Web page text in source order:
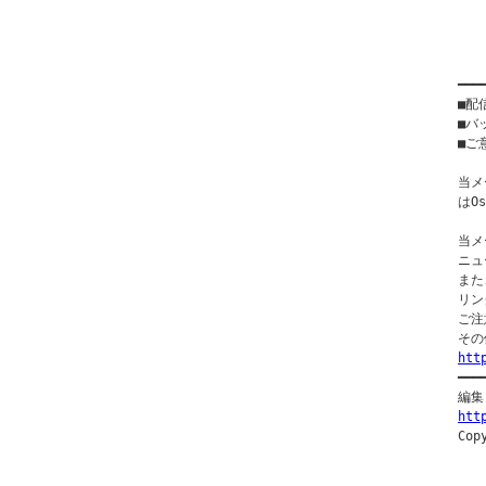
■配
■バ
■ご
当
は
当
ニ
ま
リ
ご注